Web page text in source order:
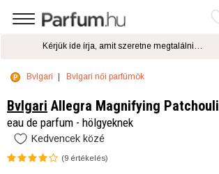
Bvlgari Bvlgari női parfümök
Bvlgari Allegra Magnifying Patchouli
eau de parfum - hölgyeknek
Kedvencek közé
(9 értékelés)